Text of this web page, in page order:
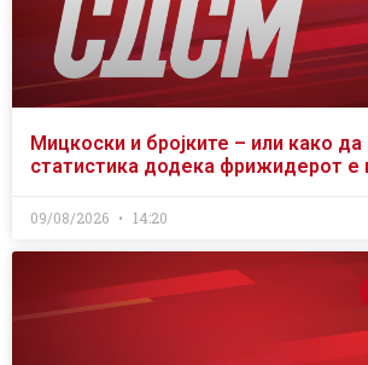
Мицкоски и бројките – или како
статистика додека фрижидерот е
09/08/2026 14:20